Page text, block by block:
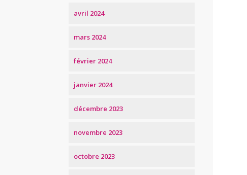
avril 2024
mars 2024
février 2024
janvier 2024
décembre 2023
novembre 2023
octobre 2023